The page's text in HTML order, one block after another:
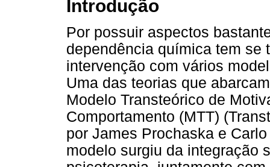
Introdução
Por possuir aspectos
dependência química tem se
intervenção com vários
Uma das teorias que
Modelo Transteórico de
Comportamento (MTT)
por James Prochaska e
modelo surgiu da integração